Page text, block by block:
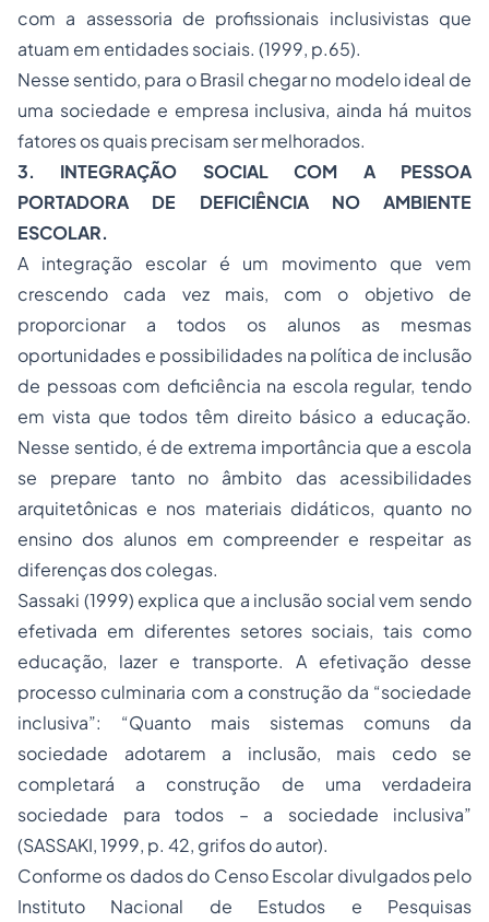
com a assessoria de profissionais inclusivistas que
atuam em entidades sociais. (1999, p.65).
Nesse sentido, para o Brasil chegar no modelo ideal de
uma sociedade e empresa inclusiva, ainda há muitos
fatores os quais precisam ser melhorados.
3. INTEGRAÇÃO SOCIAL COM A PESSOA
PORTADORA DE DEFICIÊNCIA NO AMBIENTE
ESCOLAR.
A integração escolar é um movimento que vem
crescendo cada vez mais, com o objetivo de
proporcionar a todos os alunos as mesmas
oportunidades e possibilidades na política de inclusão
de pessoas com deficiência na escola regular, tendo
em vista que todos têm direito básico a educação.
Nesse sentido, é de extrema importância que a escola
se prepare tanto no âmbito das acessibilidades
arquitetônicas e nos materiais didáticos, quanto no
ensino dos alunos em compreender e respeitar as
diferenças dos colegas.
Sassaki (1999) explica que a inclusão social vem sendo
efetivada em diferentes setores sociais, tais como
educação, lazer e transporte. A efetivação desse
processo culminaria com a construção da “sociedade
inclusiva”: “Quanto mais sistemas comuns da
sociedade adotarem a inclusão, mais cedo se
completará a construção de uma verdadeira
sociedade para todos – a sociedade inclusiva”
(SASSAKI, 1999, p. 42, grifos do autor).
Conforme os dados do Censo Escolar divulgados pelo
Instituto Nacional de Estudos e Pesquisas